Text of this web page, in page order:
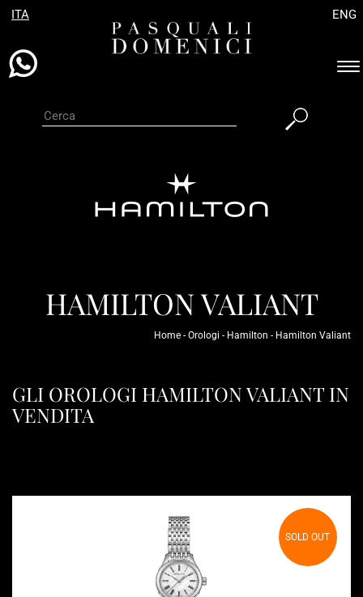
ITA ENG
HAMILTON VALIANT
Home - Orologi - Hamilton - Hamilton Valiant
GLI OROLOGI HAMILTON VALIANT IN
VENDITA
SOLD OUT